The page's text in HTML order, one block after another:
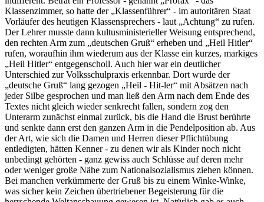
Klassenzimmer, so hatte der Klassenführer
- im autoritären Staat
Vorläufer des heutigen Klassensprechers - laut
Achtung
zu rufen.
Der Lehrer musste dann kultusministerieller Weisung entsprechend,
den rechten Arm zum
deutschen Gruß erheben und
Heil Hitler
rufen, woraufhin ihm wiederum aus der Klasse ein kurzes, markiges
Heil Hitler
entgegenscholl. Auch hier war ein deutlicher
Unterschied zur Volksschulpraxis erkennbar. Dort wurde der
deutsche Gruß
lang gezogen Heil - Hit-ler
mit Absätzen nach
jeder Silbe gesprochen und man ließ den Arm nach dem Ende des
Textes nicht gleich wieder senkrecht fallen, sondern zog den
Unterarm zunächst einmal zurück, bis die Hand die Brust berührte
und senkte dann erst den ganzen Arm in die Pendelposition ab. Aus
der Art, wie sich die Damen und Herren dieser Pflichtübung
entledigten, hätten Kenner - zu denen wir als Kinder noch nicht
unbedingt gehörten - ganz gewiss auch Schlüsse auf deren mehr
oder weniger große Nähe zum Nationalsozialismus ziehen können.
Bei manchen verkümmerte der Gruß bis zu einem Winke-Winke,
was sicher kein Zeichen übertriebener Begeisterung für die